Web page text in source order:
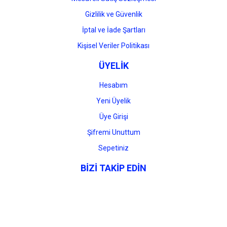
Gizlilik ve Güvenlik
İptal ve İade Şartları
Kişisel Veriler Politikası
ÜYELİK
Hesabım
Yeni Üyelik
Üye Girişi
Şifremi Unuttum
Sepetiniz
BİZİ TAKİP EDİN